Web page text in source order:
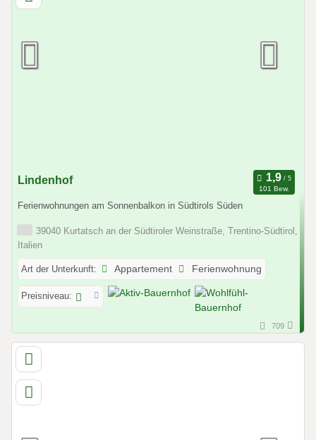
Lindenhof
101 Bew.
Ferienwohnungen am Sonnenbalkon in Südtirols Süden
39040 Kurtatsch an der Südtiroler Weinstraße, Trentino-Südtirol,
Italien
Art der Unterkunft: Appartement Ferienwohnung
Preisniveau:
709